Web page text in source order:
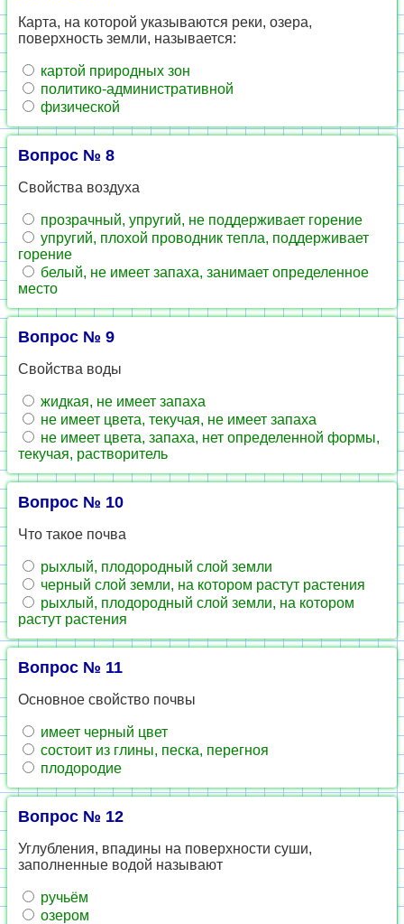
Карта, на которой указываются реки, озера,
поверхность земли, называется:
картой природных зон
политико-административной
физической
Вопрос № 8
Свойства воздуха
прозрачный, упругий, не поддерживает горение
упругий, плохой проводник тепла, поддерживает
горение
белый, не имеет запаха, занимает определенное
место
Вопрос № 9
Свойства воды
жидкая, не имеет запаха
не имеет цвета, текучая, не имеет запаха
не имеет цвета, запаха, нет определенной формы,
текучая, растворитель
Вопрос № 10
Что такое почва
рыхлый, плодородный слой земли
черный слой земли, на котором растут растения
рыхлый, плодородный слой земли, на котором
растут растения
Вопрос № 11
Основное свойство почвы
имеет черный цвет
состоит из глины, песка, перегноя
плодородие
Вопрос № 12
Углубления, впадины на поверхности суши,
заполненные водой называют
ручьём
озером